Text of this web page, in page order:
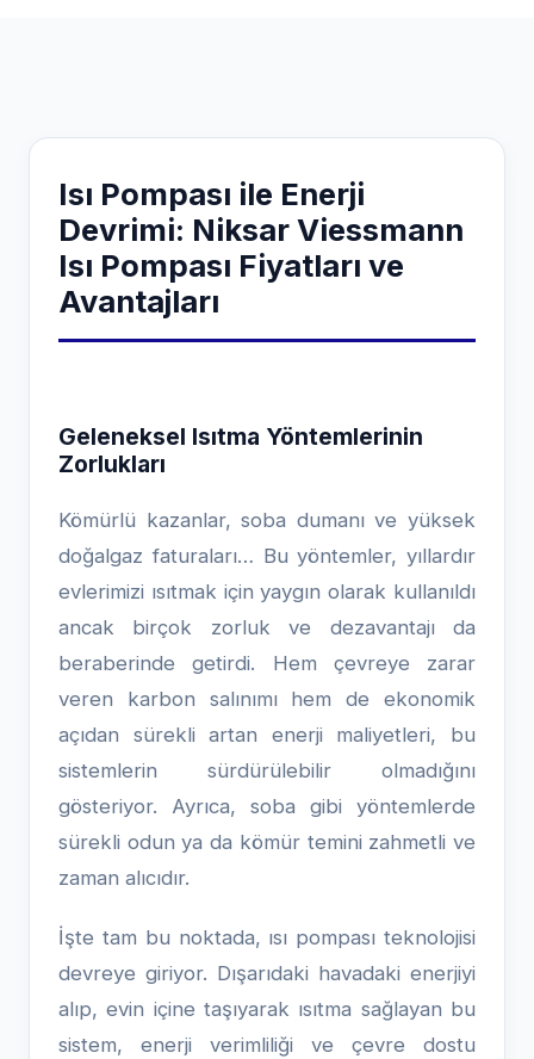
Isı Pompası ile Enerji
Devrimi: Niksar Viessmann
Isı Pompası Fiyatları ve
Avantajları
Geleneksel Isıtma Yöntemlerinin
Zorlukları
Kömürlü kazanlar, soba dumanı ve yüksek
doğalgaz faturaları… Bu yöntemler, yıllardır
evlerimizi ısıtmak için yaygın olarak kullanıldı
ancak birçok zorluk ve dezavantajı da
beraberinde getirdi. Hem çevreye zarar
veren karbon salınımı hem de ekonomik
açıdan sürekli artan enerji maliyetleri, bu
sistemlerin sürdürülebilir olmadığını
gösteriyor. Ayrıca, soba gibi yöntemlerde
sürekli odun ya da kömür temini zahmetli ve
zaman alıcıdır.
İşte tam bu noktada, ısı pompası teknolojisi
devreye giriyor. Dışarıdaki havadaki enerjiyi
alıp, evin içine taşıyarak ısıtma sağlayan bu
sistem, enerji verimliliği ve çevre dostu